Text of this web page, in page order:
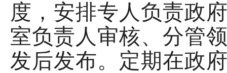
度，安排专人负责政
室负责人审核、分管
发后发布。定期在政